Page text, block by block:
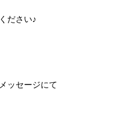
ださい♪
ッセージにて